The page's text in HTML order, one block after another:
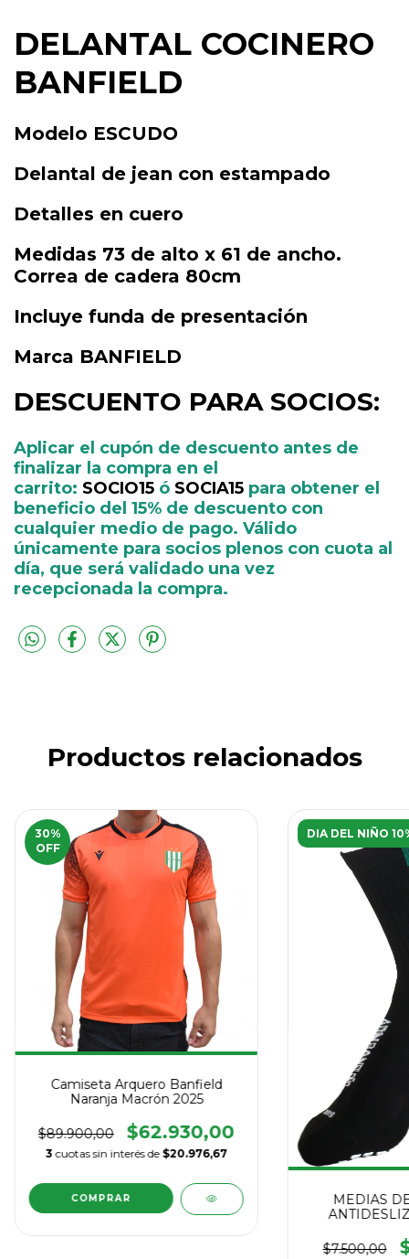
DELANTAL COCINERO
BANFIELD
Modelo ESCUDO
Delantal de jean con estampado
Detalles en cuero
Medidas 73 de alto x 61 de ancho.
Correa de cadera 80cm
Incluye funda de presentación
Marca BANFIELD
DESCUENTO PARA SOCIOS:
Aplicar el cupón de descuento antes de
finalizar la compra en el
carrito: SOCIO15 ó SOCIA15 para obtener el
beneficio del 15% de descuento con
cualquier medio de pago. Válido
únicamente para socios plenos con cuota al
día, que será validado una vez
recepcionada la compra.
Productos relacionados
30%
OFF
Camiseta Arquero Banfield
Naranja Macrón 2025
$89.900,00 $62.930,00
3 cuotas sin interés de $20.976,67
COMPRAR
DIA DEL NIÑO
MEDIAS
$7.500,00